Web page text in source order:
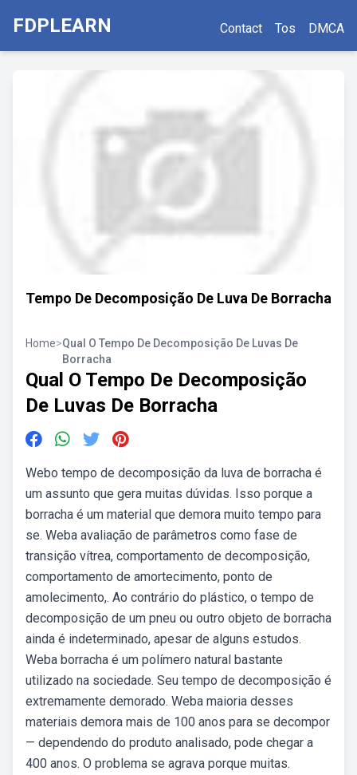
FDPLEARN Contact Tos DMCA
Tempo De Decomposição De Luva De Borracha
Home>Qual O Tempo De Decomposição De Luvas De
Borracha
Qual O Tempo De Decomposição
De Luvas De Borracha
Webo tempo de decomposição da luva de borracha é
um assunto que gera muitas dúvidas. Isso porque a
borracha é um material que demora muito tempo para
se. Weba avaliação de parâmetros como fase de
transição vítrea, comportamento de decomposição,
comportamento de amortecimento, ponto de
amolecimento,. Ao contrário do plástico, o tempo de
decomposição de um pneu ou outro objeto de borracha
ainda é indeterminado, apesar de alguns estudos.
Weba borracha é um polímero natural bastante
utilizado na sociedade. Seu tempo de decomposição é
extremamente demorado. Weba maioria desses
materiais demora mais de 100 anos para se decompor
— dependendo do produto analisado, pode chegar a
400 anos. O problema se agrava porque muitas.